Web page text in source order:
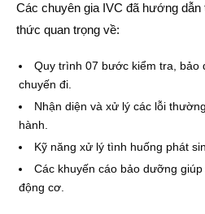
Các chuyên gia IVC đã hướng
thức quan trọng về:
Quy trình 07 bước kiểm tra,
chuyến đi.
Nhận diện và xử lý các lỗi
hành.
Kỹ năng xử lý tình huống phát
Các khuyến cáo bảo dưỡng
động cơ.